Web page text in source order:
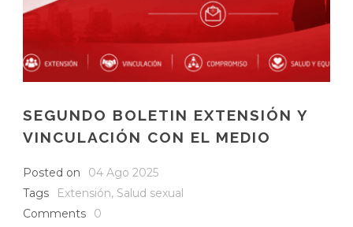
SEGUNDO BOLETIN EXTENSIÓN Y
VINCULACIÓN CON EL MEDIO
Posted on
04 Ago 2025
Tags
Extensión, Salud sexual
Comments
0